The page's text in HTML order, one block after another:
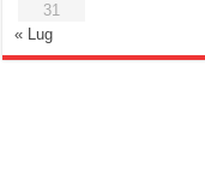
31
« Lug